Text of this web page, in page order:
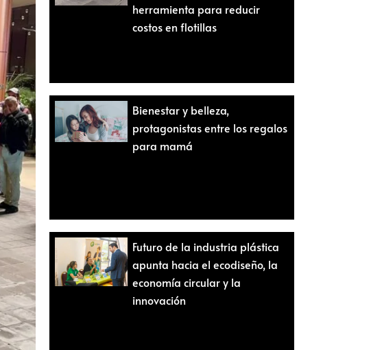
herramienta para reducir
costos en flotillas
Bienestar y belleza,
protagonistas entre los regalos
para mamá
Futuro de la industria plástica
apunta hacia el ecodiseño, la
economía circular y la
innovación